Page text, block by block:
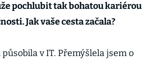
pochlubit tak bohatou kariérou
Jak vaše cesta začala?
v IT. Přemýšlela jsem o